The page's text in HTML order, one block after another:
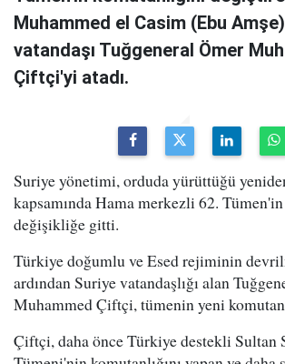
Muhammed el Casim (Ebu
vatandaşı Tuğgeneral Ömer
Çiftçi'yi atadı.
Suriye yönetimi, orduda yürüttüğü
kapsamında Hama merkezli 62.
değişikliğe gitti.
Türkiye doğumlu ve Esed rejiminin
ardından Suriye vatandaşlığı alan
Muhammed Çiftçi, tümenin yeni
Çiftçi, daha önce Türkiye destekli Sultan